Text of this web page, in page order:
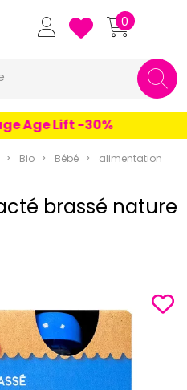
Grande Pharmacie
0
Age Lift -30%
Bio Bébé alimentation
brassé nature